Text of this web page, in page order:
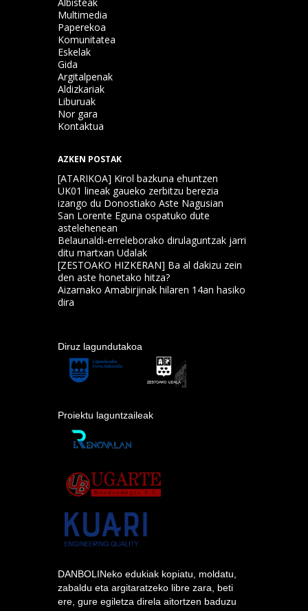
Multimedia
Paperekoa
Komunitatea
Eskelak
Gida
Argitalpenak
Aldizkariak
Liburuak
Nor gara
Kontaktua
AZKEN POSTAK
[ATARIKOA] Kirol bazkuna ehuntzen
UK01 lineak gaueko zerbitzu berezia
izango du Donostiako Aste Nagusian
San Lorente Eguna ospatuko dute
astelehenean
Belaunaldi-erreleborako dirulaguntzak jarri
ditu martxan Udalak
[ZESTOAKO HIZKERAN] Ba al dakizu zein
den aste honetako hitza?
Aizarnako Amabirjinak hilaren 14an hasiko
dira
Diruz lagundutakoa
Proiektu laguntzaileak
DANBOLINeko edukiak kopiatu, moldatu,
zabaldu eta argitaratzeko libre zara, beti
ere, gure egiletza direla aitortzen baduzu